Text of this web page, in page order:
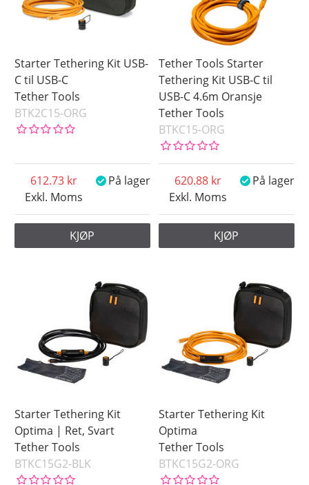
Pris
3.0 Micro-B
På lager
Snart på lager
Ikke på lager
Starter Tethering Kit USB-
C til USB-C
Tether Tools
BTK2C15-ORG
Exkl. Moms
612.73 På lager
KJØP
Tether Tools Starter
Tethering Kit USB-C til
USB-C 4.6m Oransje
Tether Tools
BTKC15-ORG
Exkl. Moms
620.88 På lager
KJØP
Starter Tethering Kit
Optima | Ret, Svart
Tether Tools
BTKC15G2-BLK
Starter Tethering Kit
Optima
Tether Tools
BTKC15G2-ORG